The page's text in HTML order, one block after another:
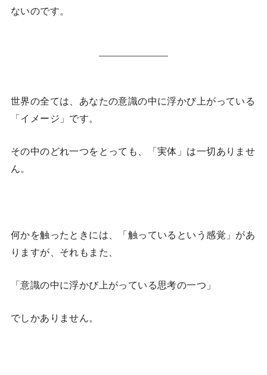
ないのです。
世界の全ては、あなたの意識の中に浮かび上がっている
「イメージ」です。
その中のどれ一つをとっても、「実体」は一切ありませ
ん。
何かを触ったときには、「触っているという感覚」があ
りますが、それもまた、
「意識の中に浮かび上がっている思考の一つ」
でしかありません。